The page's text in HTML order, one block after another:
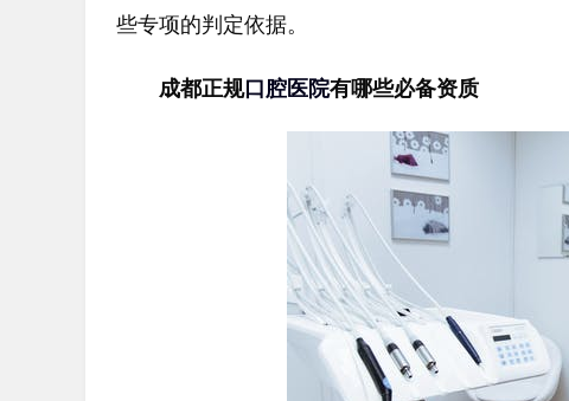
些专项的判定依据。
成都正规口腔医院有哪些必备资质